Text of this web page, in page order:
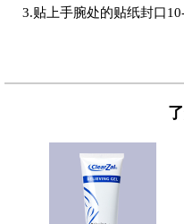
3.贴上手腕处的贴纸封口